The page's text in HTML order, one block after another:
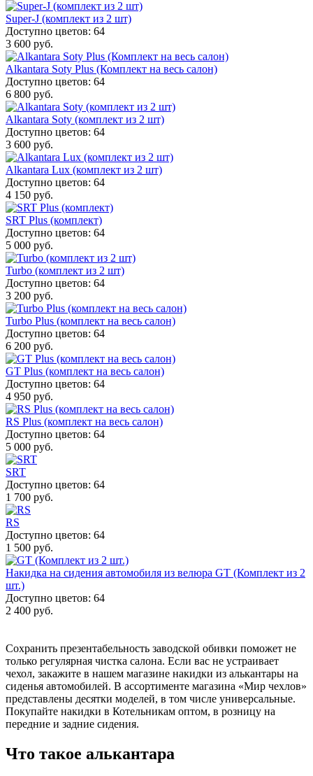
Super-J (комплект из 2 шт)
Доступно цветов: 64
3 600 руб.
Alkantara Soty Plus (Комплект на весь салон)
Доступно цветов: 64
6 800 руб.
Alkantara Soty (комплект из 2 шт)
Доступно цветов: 64
3 600 руб.
Alkantara Lux (комплект из 2 шт)
Доступно цветов: 64
4 150 руб.
SRT Plus (комплект)
Доступно цветов: 64
5 000 руб.
Turbo (комплект из 2 шт)
Доступно цветов: 64
3 200 руб.
Turbo Plus (комплект на весь салон)
Доступно цветов: 64
6 200 руб.
GT Plus (комплект на весь салон)
Доступно цветов: 64
4 950 руб.
RS Plus (комплект на весь салон)
Доступно цветов: 64
5 000 руб.
SRT
Доступно цветов: 64
1 700 руб.
RS
Доступно цветов: 64
1 500 руб.
Накидка на сидения автомобиля из велюра GT (Комплект из 2
шт.)
Доступно цветов: 64
2 400 руб.
Сохранить презентабельность заводской обивки поможет не
только регулярная чистка салона. Если вас не устраивает
чехол, закажите в нашем магазине накидки из алькантары на
сиденья автомобилей. В ассортименте магазина «Мир чехлов»
представлены десятки моделей, в том числе универсальные.
Покупайте накидки в Котельникам оптом, в розницу на
передние и задние сидения.
Что такое алькантара